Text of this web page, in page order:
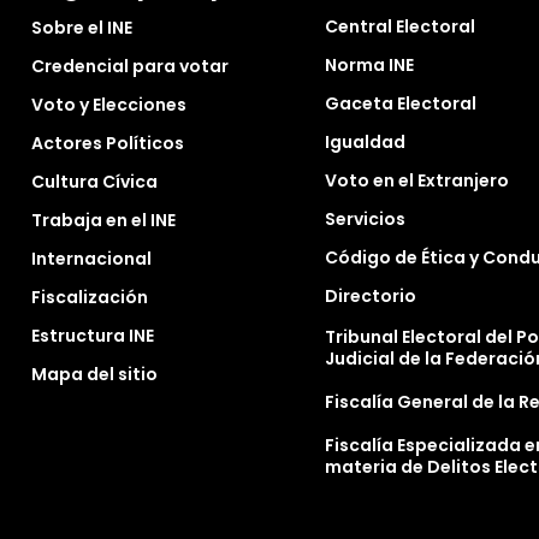
Sobre el INE
Credencial para votar
Voto y Elecciones
Actores Políticos
Cultura Cívica
Trabaja en el INE
Internacional
Fiscalización
Estructura INE
Mapa del sitio
Central Electoral
Norma INE
Gaceta Electoral
Igualdad
Voto en el Extranjero
Servicios
Código de Ética y
Directorio
Tribunal Electoral del
Judicial de la
Fiscalía General de la
Fiscalía Especializada
materia de Delitos